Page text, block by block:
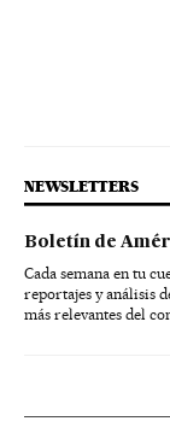
NEWSLETTERS
Boletín de
Cada semana en tu
reportajes y análisis
más relevantes del